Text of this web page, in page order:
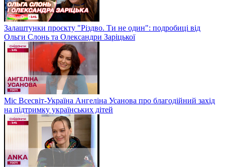
Залаштунки проєкту "Різдво. Ти не один": подробиці від
Ольги Слонь та Олександри Заріцької
Міс Всесвіт-Україна Ангеліна Усанова про благодійний захід
на підтримку українських дітей